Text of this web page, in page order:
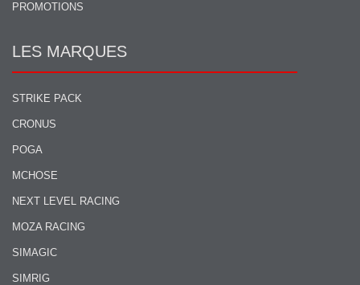
PROMOTIONS
LES MARQUES
STRIKE PACK
CRONUS
POGA
MCHOSE
NEXT LEVEL RACING
MOZA RACING
SIMAGIC
SIMRIG